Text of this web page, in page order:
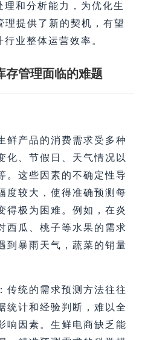
和分析能力，为优化生
提供了新的契机，有望
业整体运营效率。
存管理面临的难题
鲜产品的消费需求受多种
化、节假日、天气情况以
。这些因素的不确定性导
度较大，使得准确预测每
得极为困难。例如，在炎
西瓜、桃子等水果的需求
到暴雨天气，蔬菜的销量
：传统的需求预测方法往往
统计和经验判断，难以全
响因素。生鲜电商缺乏能